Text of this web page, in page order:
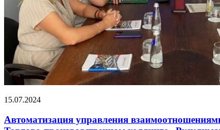
15.07.2024
Автоматизация управления